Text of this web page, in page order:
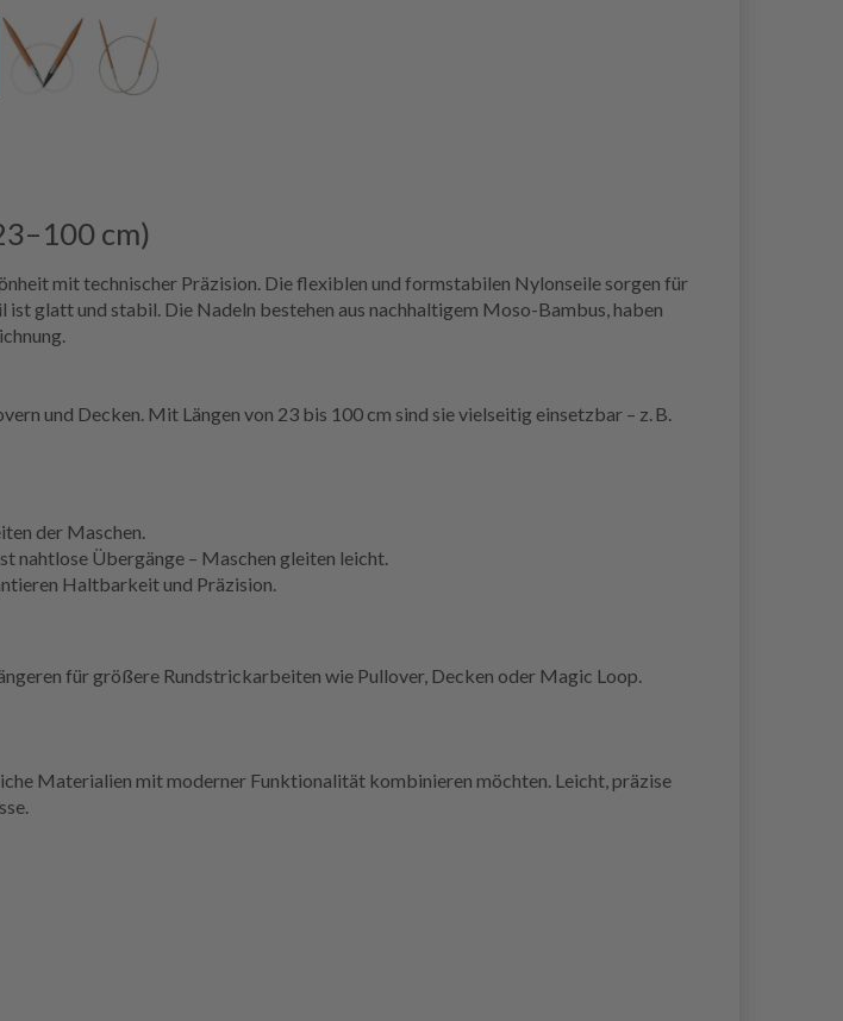
cm)
mit technischer Präzision. Die flexiblen und formstabilen Nylonseile sorgen für
glatt und stabil. Die Nadeln bestehen aus nachhaltigem Moso-Bambus, haben
und Decken. Mit Längen von 23 bis 100 cm sind sie vielseitig einsetzbar – z. B.
der Maschen.
nahtlose Übergänge – Maschen gleiten leicht.
Haltbarkeit und Präzision.
für größere Rundstrickarbeiten wie Pullover, Decken oder Magic Loop.
Materialien mit moderner Funktionalität kombinieren möchten. Leicht, präzise